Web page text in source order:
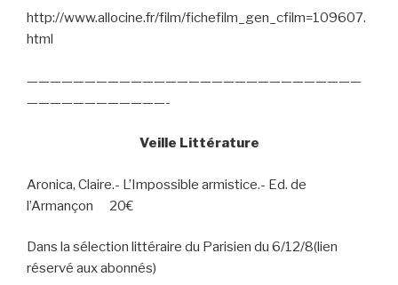
http://www.allocine.fr/film/fichefilm_gen_cfilm=109607.
html
—————————————————————————————
————————————-
Veille Littérature
Aronica, Claire.- L’Impossible armistice.- Ed. de
l’Armançon
20€
Dans la sélection littéraire du Parisien du 6/12/8(lien
réservé aux abonnés)